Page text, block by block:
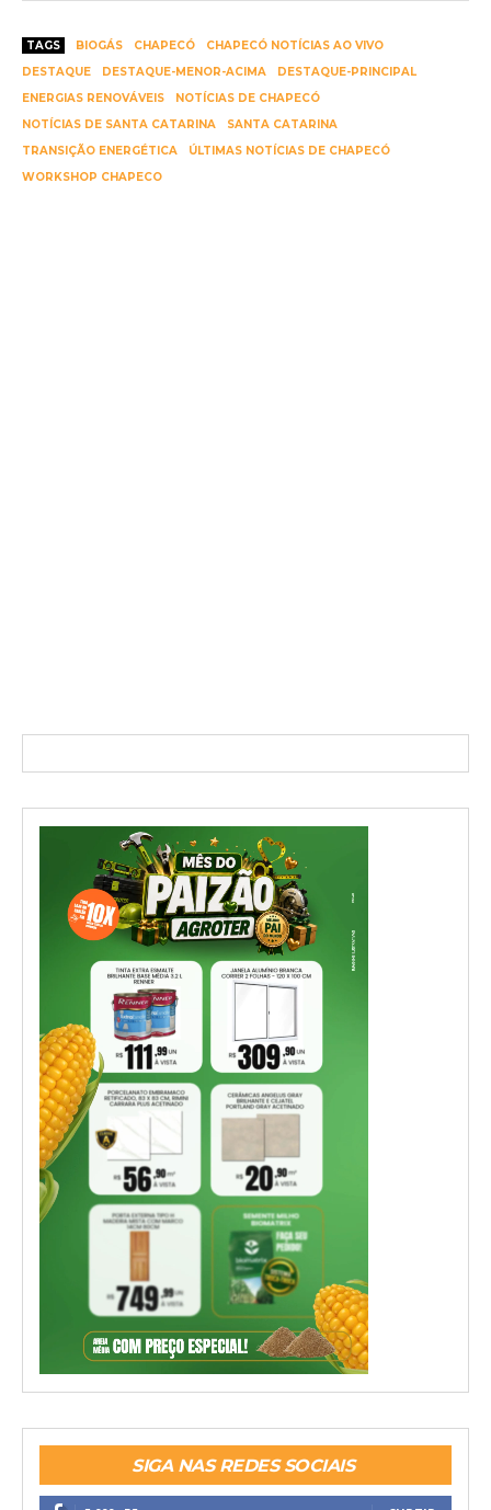
TAGS BIOGÁS CHAPECÓ
CHAPECÓ NOTÍCIAS AO VIVO
DESTAQUE
DESTAQUE-MENOR-ACIMA
DESTAQUE-PRINCIPAL
ENERGIAS RENOVÁVEIS
NOTÍCIAS DE CHAPECÓ
NOTÍCIAS DE SANTA CATARINA
SANTA CATARINA
TRANSIÇÃO ENERGÉTICA
ÚLTIMAS NOTÍCIAS DE CHAPECÓ
WORKSHOP CHAPECO
SIGA NAS REDES SOCIAIS